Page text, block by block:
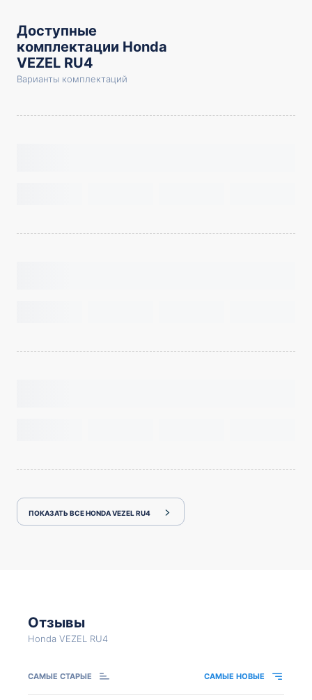
Доступные
комплектации Honda
VEZEL RU4
Варианты комплектаций
ПОКАЗАТЬ ВСЕ HONDA VEZEL RU4
Отзывы
Honda VEZEL RU4
САМЫЕ СТАРЫЕ САМЫЕ НОВЫЕ